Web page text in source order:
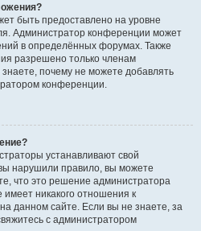
быть предоставлено на уровне
Администратор конференции может
в определённых форумах. Также
разрешено только членам
почему не можете добавлять
конференции.
устанавливают свой
нарушили правило, вы можете
что это решение администратора
никакого отношения к
данном сайте. Если вы не знаете, за
с администратором